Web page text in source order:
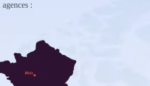
agences :